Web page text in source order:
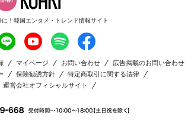
！ 韓国エンタメ・トレンド情報サイト
マイページ お問い合わせ
広告掲載のお問い合わせ
保険勧誘方針
特定商取引に関する法律
運営会社オフィシャルサイト